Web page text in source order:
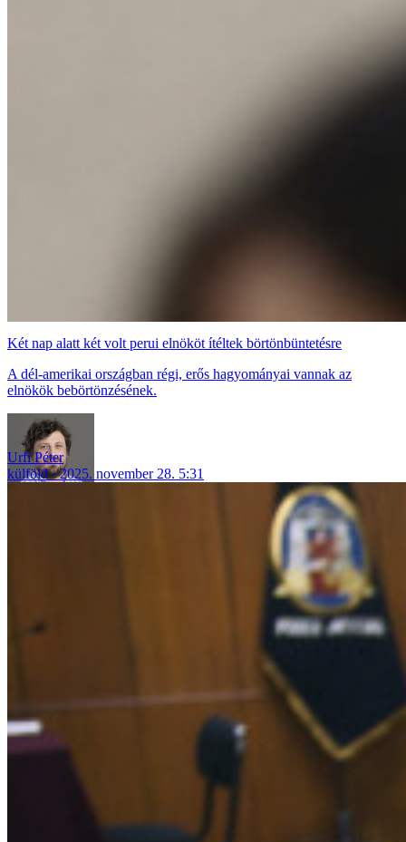
Két nap alatt két volt perui elnököt ítéltek börtönbüntetésre
A dél-amerikai országban régi, erős hagyományai vannak az
elnökök bebörtönzésének.
Urfi Péter
külföld
2025. november 28. 5:31